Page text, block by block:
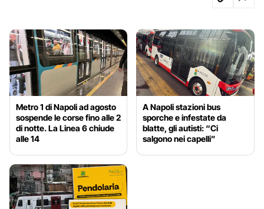
Metro 1 di Napoli ad agosto
sospende le corse fino alle 2
di notte. La Linea 6 chiude
alle 14
A Napoli stazioni bus
sporche e infestate da
blatte, gli autisti: “Ci
salgono nei capelli”